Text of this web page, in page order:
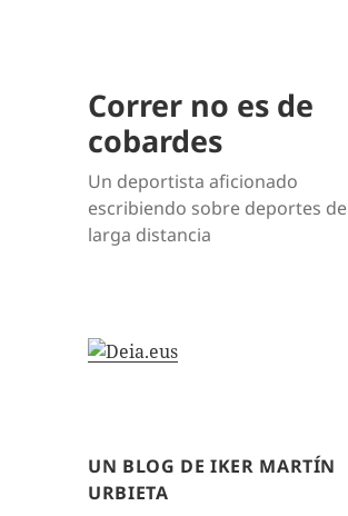
Correr no es de
cobardes
Un deportista aficionado
escribiendo sobre deportes de
larga distancia
UN BLOG DE IKER MARTÍN
URBIETA